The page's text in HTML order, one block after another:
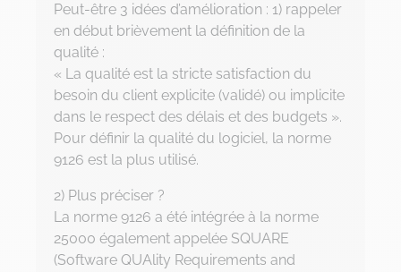
Peut-être 3 idées d’amélioration : 1) rappeler
en début brièvement la définition de la
qualité :
« La qualité est la stricte satisfaction du
besoin du client explicite (validé) ou implicite
dans le respect des délais et des budgets ».
Pour définir la qualité du logiciel, la norme
9126 est la plus utilisé.
2) Plus préciser ?
La norme 9126 a été intégrée à la norme
25000 également appelée SQUARE
(Software QUAlity Requirements and